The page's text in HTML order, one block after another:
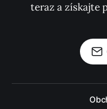
teraz a získajte